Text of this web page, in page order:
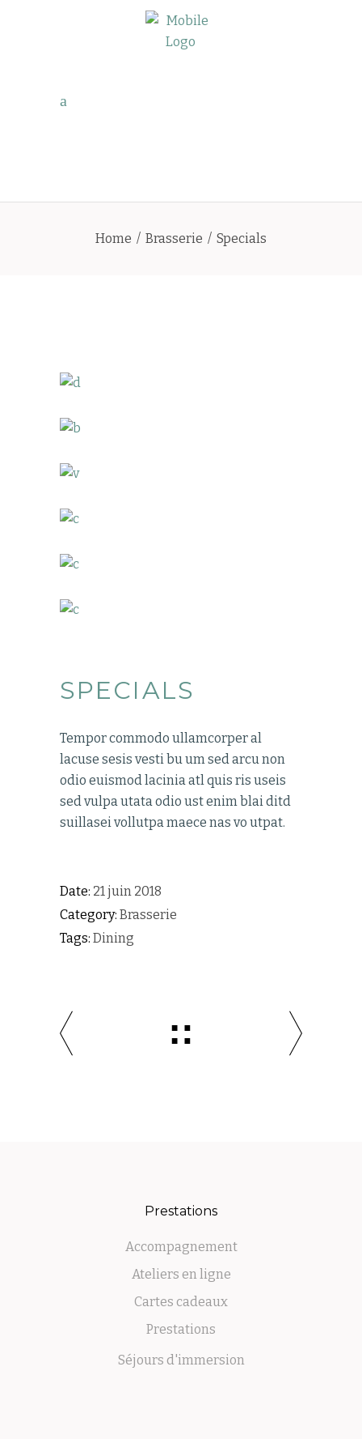
Home / Brasserie / Specials
SPECIALS
Tempor commodo ullamcorper al
lacuse sesis vesti bu um sed arcu non
odio euismod lacinia atl quis ris useis
sed vulpa utata odio ust enim blai ditd
suillasei vollutpa maece nas vo utpat.
Date: 21 juin 2018
Category: Brasserie
Tags: Dining
Prestations
Accompagnement
Ateliers en ligne
Cartes cadeaux
Prestations
Séjours d'immersion